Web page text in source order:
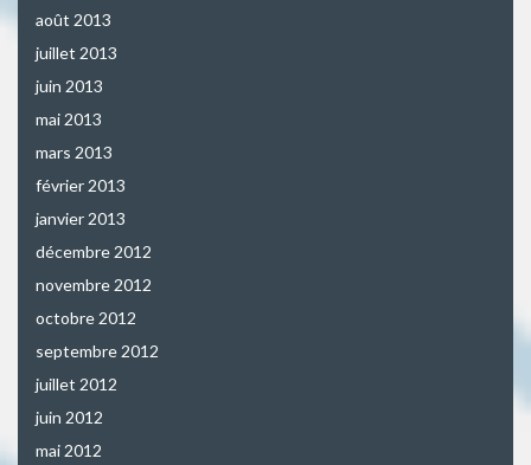
août 2013
juillet 2013
juin 2013
mai 2013
mars 2013
février 2013
janvier 2013
décembre 2012
novembre 2012
octobre 2012
septembre 2012
juillet 2012
juin 2012
mai 2012